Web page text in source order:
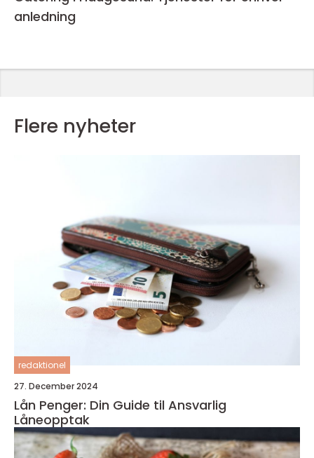
anledning
Flere nyheter
redaktionel
27. December 2024
Lån Penger: Din Guide til Ansvarlig
Låneopptak